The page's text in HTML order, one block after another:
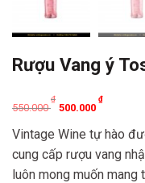
Rượu Vang ý
550.000
₫
Original
price
was:
550.000 ₫.
500.000
₫
Current
price
is:
500.000 ₫.
Vintage Wine tự hào
cung cấp rượu vang
luôn mong muốn mang